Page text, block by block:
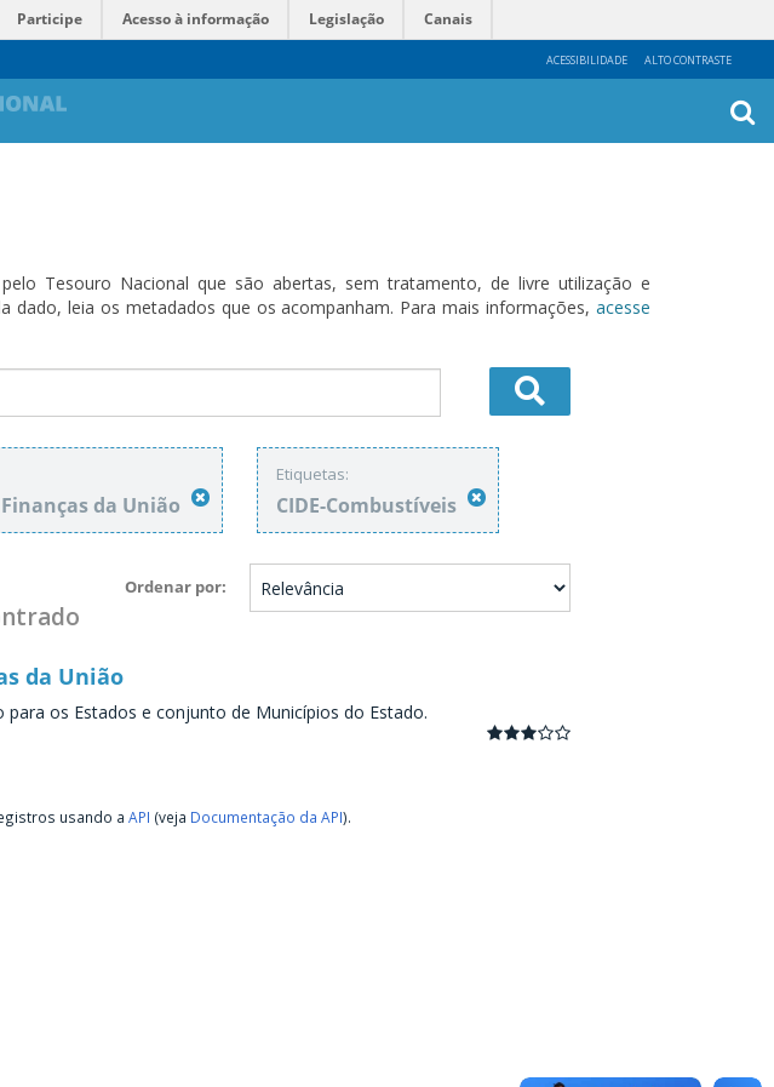
ACESSIBILIDADE ALTO CONTRASTE
Participe Acesso à informação Legislação Canais
Tesouro Nacional que são abertas, sem tratamento, de livre utilização e
dado, leia os metadados que os acompanham. Para mais informações, acesse
da União
Etiquetas:
CIDE-Combustíveis
Ordenar por
da União
os Estados e conjunto de Municípios do Estado.
usando aAPI (veja Documentação da API).